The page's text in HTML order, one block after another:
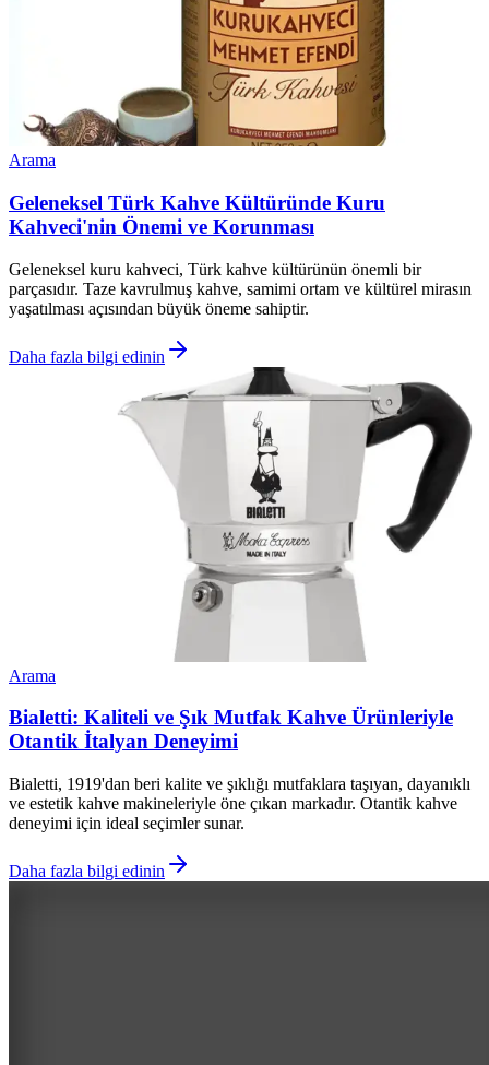
Arama
Geleneksel Türk Kahve Kültüründe Kuru
Kahveci'nin Önemi ve Korunması
Geleneksel kuru kahveci, Türk kahve kültürünün önemli bir
parçasıdır. Taze kavrulmuş kahve, samimi ortam ve kültürel mirasın
yaşatılması açısından büyük öneme sahiptir.
Daha fazla bilgi edinin
Arama
Bialetti: Kaliteli ve Şık Mutfak Kahve Ürünleriyle
Otantik İtalyan Deneyimi
Bialetti, 1919'dan beri kalite ve şıklığı mutfaklara taşıyan, dayanıklı
ve estetik kahve makineleriyle öne çıkan markadır. Otantik kahve
deneyimi için ideal seçimler sunar.
Daha fazla bilgi edinin